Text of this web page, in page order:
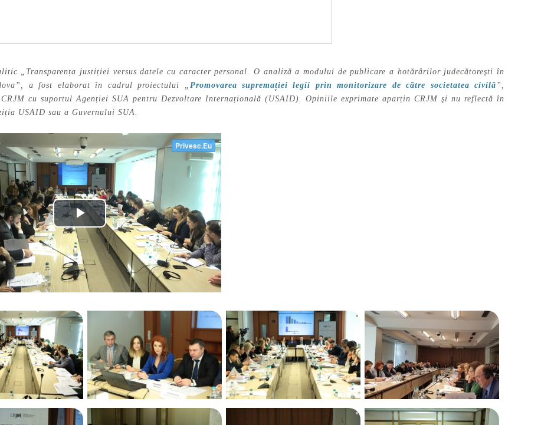
„Transparența justiției versus datele cu caracter personal. O analiză a modului de publicare a hotărârilor judecătorești în
a fost elaborat în cadrul proiectului „ Promovarea supremației legii prin monitorizare de către societatea civilă ”,
cu suportul Agenției SUA pentru Dezvoltare Internațională (USAID).
Opiniile exprimate aparțin CRJM şi nu reflectă în
USAID sau a Guvernului SUA.